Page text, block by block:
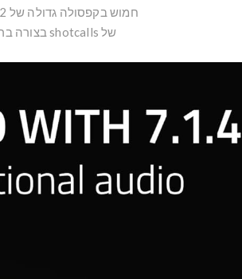
חמוש בקפסולה גדולה של 12 מ"מ, מיקרופון FULL BAND מהדור הבא הזה לוכד כל פרט
של shotcalls בצורה ברורה ומדכא ביעילות רעשי רקע עם דפוס קליטה חד כיווני